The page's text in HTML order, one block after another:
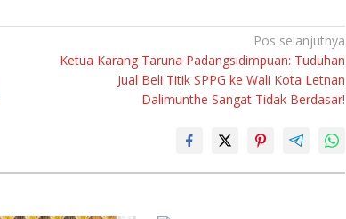
Pos selanjutnya
Ketua Karang Taruna Padangsidimpuan: Tuduhan
Jual Beli Titik SPPG ke Wali Kota Letnan
Dalimunthe Sangat Tidak Berdasar!